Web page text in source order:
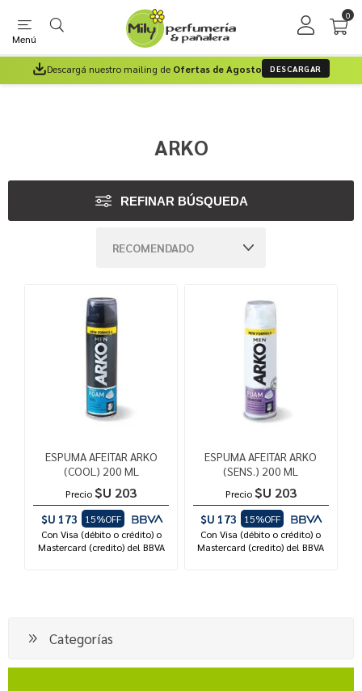
Menú
0
Descargá nuestro mailing de Ofertas de Agosto DESCARGAR
ARKO
REFINAR BÚSQUEDA
ESPUMA AFEITAR ARKO
(COOL) 200 ML
Precio $U 203
$U 173
15%OFF
Con Visa (débito o crédito) o
Mastercard (credito) del BBVA
ESPUMA AFEITAR ARKO
(SENS.) 200 ML
Precio $U 203
$U 173
15%OFF
Con Visa (débito o crédito) o
Mastercard (credito) del BBVA
Categorías